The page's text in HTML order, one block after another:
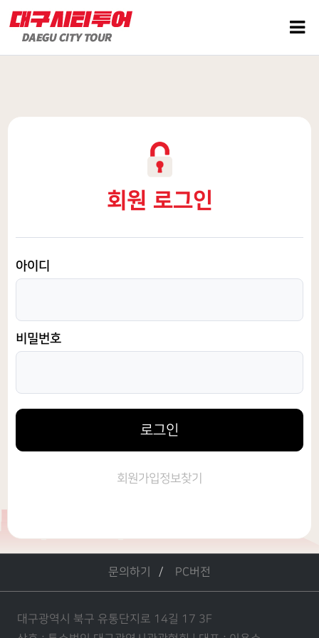
회원 로그인
아이디
비밀번호
로그인
회원가입정보찾기
문의하기 PC버전
대구광역시 북구 유통단지로 14길 17 3F